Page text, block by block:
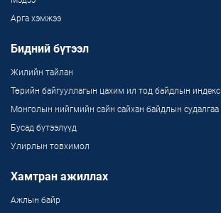
Арга хэмжээ
Бидний бүтээл
Жилийн тайлан
Төрийн байгууллагын цахим ил тод байдлын индекс
Монголын нийгмийн сайн сайхан байдлын судалгаа
Бусад бүтээлүүд
Улирлын товхимол
Хамтран ажиллах
Ажлын байр